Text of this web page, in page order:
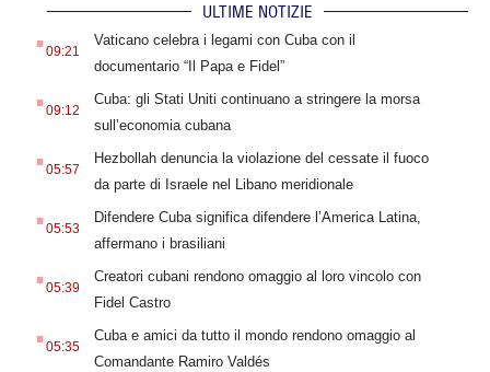
ULTIME NOTIZIE
.09:21
Vaticano celebra i legami con Cuba con il
documentario “Il Papa e Fidel”
.09:12
Cuba: gli Stati Uniti continuano a stringere la morsa
sull’economia cubana
.05:57
Hezbollah denuncia la violazione del cessate il fuoco
da parte di Israele nel Libano meridionale
.05:53
Difendere Cuba significa difendere l’America Latina,
affermano i brasiliani
.05:39
Creatori cubani rendono omaggio al loro vincolo con
Fidel Castro
.05:35
Cuba e amici da tutto il mondo rendono omaggio al
Comandante Ramiro Valdés